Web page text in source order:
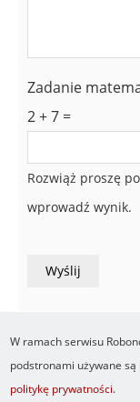
Zadanie
2 + 7 =
Rozwiąż proszę
wprowadź wynik.
W ramach serwisu
podstronami używane są
politykę prywatności.